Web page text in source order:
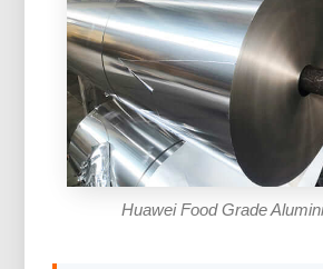
Huawei Food Grade